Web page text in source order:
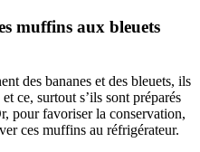
muffins aux bleuets
des bananes et des bleuets, ils
ce, surtout s’ils sont préparés
pour favoriser la conservation,
ces muffins au réfrigérateur.